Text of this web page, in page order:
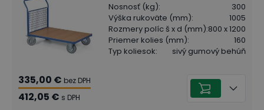
Nosnosť (kg):
300
Výška rukoväte (mm):
1005
Rozmery políc š x d (mm):800 x 1200
Priemer kolies (mm):
160
Typ koliesok: sivý gumový behúň
335,00 € bez DPH
412,05 € s DPH